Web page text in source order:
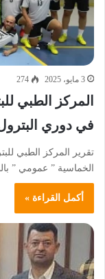
3 مايو، 2025 274
المركز الطبي
في دوري
تقرير المركز الطبي
الخماسية ” عمومي ”
أكمل القراءة »